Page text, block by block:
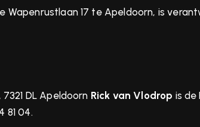
Wapenrustlaan 17 te Apeldoorn, is
DL Apeldoorn Rick van Vlodrop is de
81 04.